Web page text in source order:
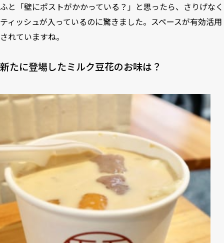
ふと「壁にポストがかかっている？」と思ったら、さりげなく
ティッシュが入っているのに驚きました。スペースが有効活用
されていますね。
新たに登場したミルク豆花のお味は？